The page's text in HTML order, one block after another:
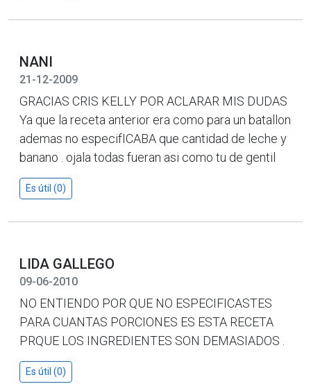
NANI
21-12-2009
GRACIAS CRIS KELLY POR ACLARAR MIS DUDAS
Ya que la receta anterior era como para un batallon
ademas no especifICABA que cantidad de leche y
banano . ojala todas fueran asi como tu de gentil
Es útil (0)
LIDA GALLEGO
09-06-2010
NO ENTIENDO POR QUE NO ESPECIFICASTES
PARA CUANTAS PORCIONES ES ESTA RECETA
PRQUE LOS INGREDIENTES SON DEMASIADOS .
Es útil (0)